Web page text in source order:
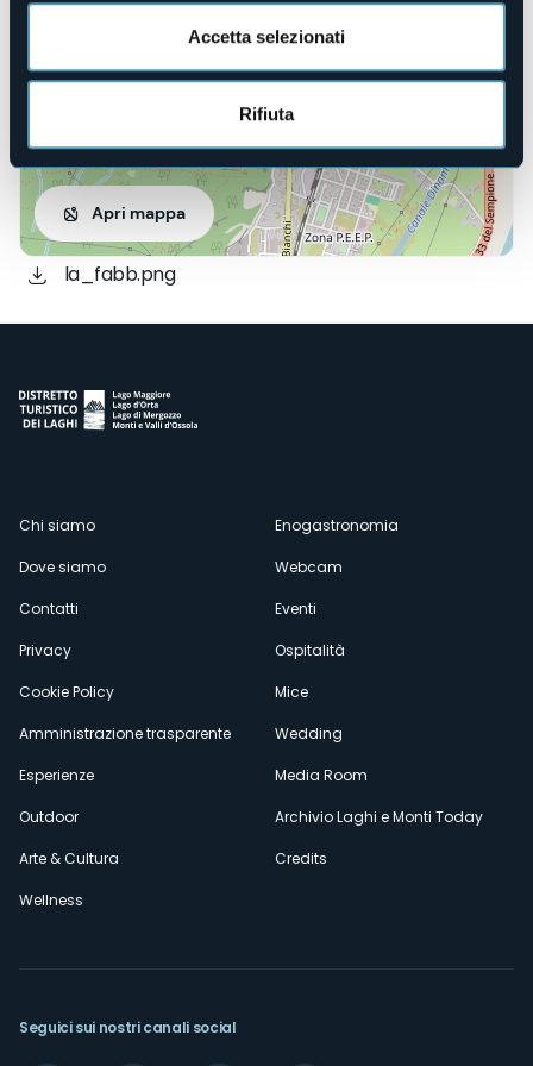
Accetta selezionati
Rifiuta
Apri mappa
la_fabb.png
Menù
secondario
Chi siamo
Dove siamo
Contatti
Privacy
Cookie Policy
Amministrazione trasparente
Esperienze
Outdoor
Arte & Cultura
Wellness
Enogastronomia
Webcam
Eventi
Ospitalità
Mice
Wedding
Media Room
Archivio Laghi e Monti Today
Credits
Seguici sui nostri canali social